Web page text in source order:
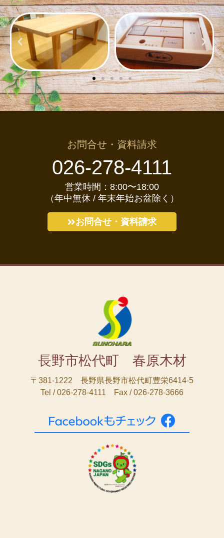
お問合せ・資料請求
026-278-4111
営業時間：8:00〜18:00
（年中無休 / 年末年始お盆除く）
お問合せ・資料請求
長野市松代町 春原木材
〒381-1222 長野県長野市松代町豊栄6414-5
Tel / 026-278-4111 Fax / 026-278-3666